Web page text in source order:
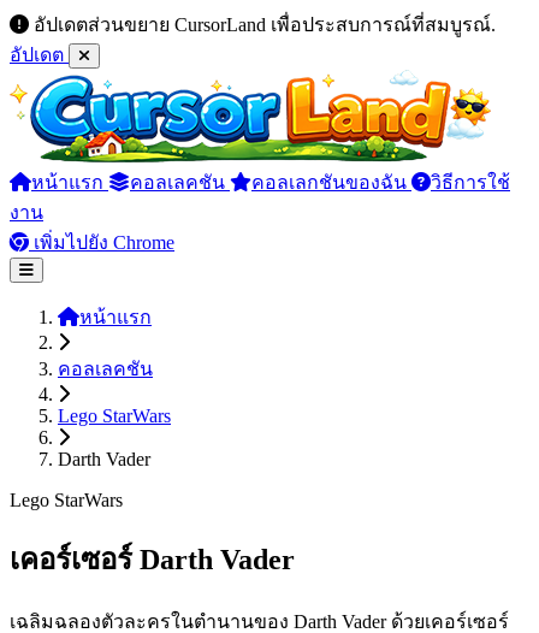
อัปเดตส่วนขยาย CursorLand เพื่อประสบการณ์ที่สมบูรณ์.
อัปเดต
หน้าแรก คอลเลคชัน คอลเลกชันของฉัน
วิธีการใช้
งาน
เพิ่มไปยัง Chrome
หน้าแรก
คอลเลคชัน
Lego StarWars
Darth Vader
Lego StarWars
เคอร์เซอร์ Darth Vader
เฉลิมฉลองตัวละครในตำนานของ Darth Vader ด้วยเคอร์เซอร์